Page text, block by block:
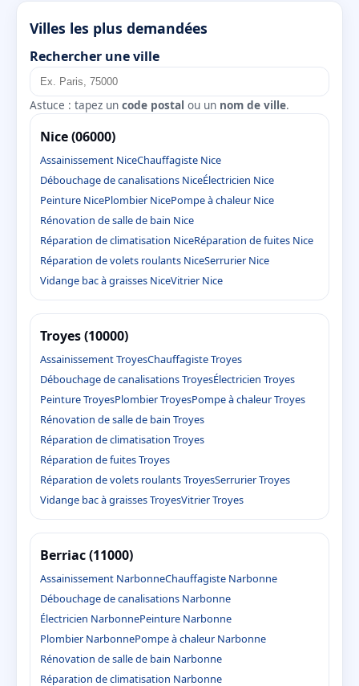
Villes les plus demandées
Rechercher une ville
Astuce : tapez un code postal ou un nom de ville.
Nice (06000)
Assainissement NiceChauffagiste Nice
Débouchage de canalisations NiceÉlectricien Nice
Peinture NicePlombier NicePompe à chaleur Nice
Rénovation de salle de bain Nice
Réparation de climatisation NiceRéparation de fuites Nice
Réparation de volets roulants NiceSerrurier Nice
Vidange bac à graisses NiceVitrier Nice
Troyes (10000)
Assainissement TroyesChauffagiste Troyes
Débouchage de canalisations TroyesÉlectricien Troyes
Peinture TroyesPlombier TroyesPompe à chaleur Troyes
Rénovation de salle de bain Troyes
Réparation de climatisation Troyes
Réparation de fuites Troyes
Réparation de volets roulants TroyesSerrurier Troyes
Vidange bac à graisses TroyesVitrier Troyes
Berriac (11000)
Assainissement NarbonneChauffagiste Narbonne
Débouchage de canalisations Narbonne
Électricien NarbonnePeinture Narbonne
Plombier NarbonnePompe à chaleur Narbonne
Rénovation de salle de bain Narbonne
Réparation de climatisation Narbonne